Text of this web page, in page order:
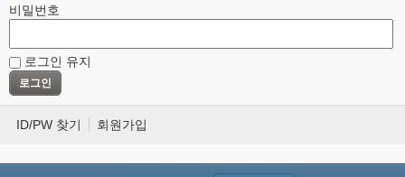
비밀번호
로그인 유지
ID/PW 찾기 회원가입